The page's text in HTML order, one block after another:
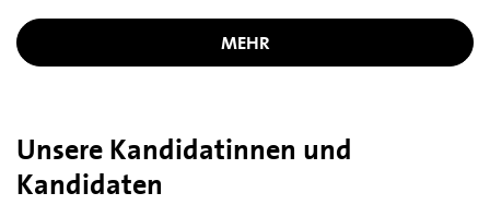
MEHR
Unsere Kandidatinnen und
Kandidaten